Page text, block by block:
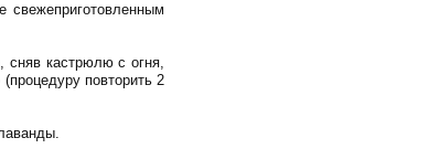
свежеприготовленным
сняв кастрюлю с огня,
повторить 2